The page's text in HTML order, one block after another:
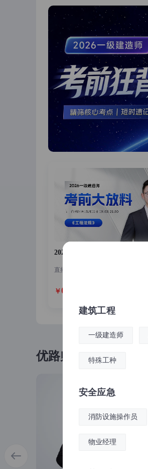
直播时间：2026-08-11 19:00:00
0
优路师资
建筑工程
一级建造师
特殊工种
安全应急
消防设施操作员
物业经理